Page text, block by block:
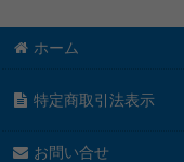
ホーム
特定商取引法表示
お問い合せ